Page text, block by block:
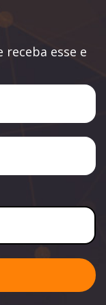
receba esse e